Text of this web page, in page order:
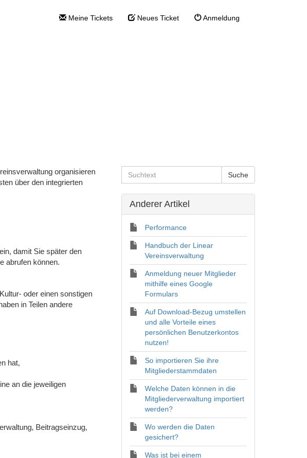
Meine Tickets Neues Ticket Anmeldung
organisieren
über den integrierten
damit Sie später den
abrufen können.
oder einen sonstigen
in Teilen andere
hat,
an die jeweiligen
Beitragseinzug,
Anderer Artikel
Performance
Handbuch der Linear
Vereinsverwaltung
Anmeldung neuer Mitglieder
mithilfe eines Google
Formulars
Auf Download-Bezug umstellen
und alle Vorteile eines
persönlichen Benutzerkontos
nutzen!
So importieren Sie ihre
Mitgliederstammdaten
Welche Daten können in die
Mitgliederverwaltung importiert
werden?
Wo werden die Daten
gesichert?
Was ist bei einem